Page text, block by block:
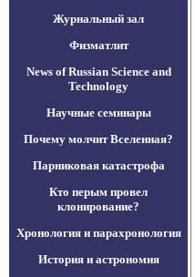
Журнальный зал
Физматлит
News of Russian Science and
Technology
Научные семинары
Почему молчит Вселенная?
Парниковая катастрофа
Кто перым провел
клонирование?
Хронология и парахронология
История и астрономия